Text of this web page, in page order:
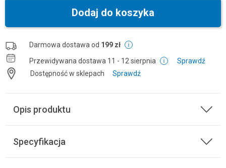
Dodaj do koszyka
Darmowa dostawa od 199 zł
Przewidywana dostawa 11 - 12 sierpnia
Sprawdź
Dostępność w sklepach
Sprawdź
Opis produktu
Specyfikacja